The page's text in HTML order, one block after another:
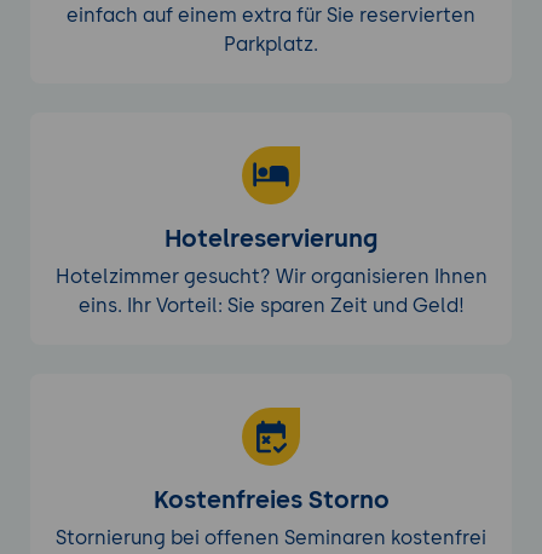
einfach auf einem extra für Sie reservierten
Parkplatz.
Hotelreservierung
Hotelzimmer gesucht? Wir organisieren Ihnen
eins. Ihr Vorteil: Sie sparen Zeit und Geld!
Kostenfreies Storno
Stornierung bei offenen Seminaren kostenfrei